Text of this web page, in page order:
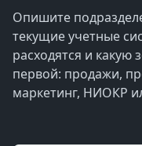
Опишите
текущие учетные
расходятся и какую
первой: продажи,
маркетинг, НИОКР